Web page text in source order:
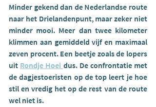
Minder gekend dan de Nederlandse route
naar het Drielandenpunt, maar zeker niet
minder mooi. Meer dan twee kilometer
klimmen aan gemiddeld vijf en maximaal
zeven procent. Een beetje zoals de lopers
uit Rondje Hoei dus. De confrontatie met
de dagjestoeristen op de top leert je hoe
stil en vredig het op de rest van de route
wel niet is.